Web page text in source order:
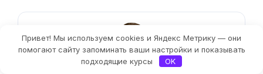
Привет! Мы используем cookies и Яндекс Метрику — они
помогают сайту запоминать ваши настройки и показывать
подходящие курсы
OK
Фильтры